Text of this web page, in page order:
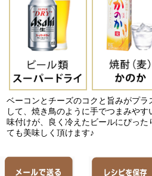
ベーコンとチーズのコクと旨みがプラ
して、焼き鳥のように手でつまみや
味付けが、良く冷えたビールにぴっ
ても美味しく頂けます♪